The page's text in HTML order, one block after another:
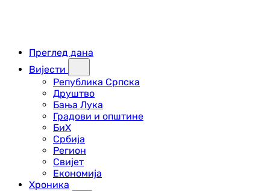
Преглед дана
Вијести
Република Српска
Друштво
Бања Лука
Градови и општине
БиХ
Србија
Регион
Свијет
Економија
Хроника